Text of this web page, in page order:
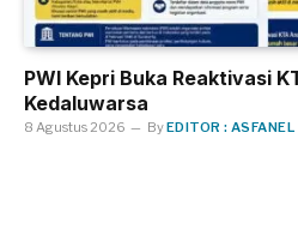
PWI Kepri Buka Reaktivasi
Kedaluwarsa
8 Agustus 2026 ByEDITOR : ASFANEL